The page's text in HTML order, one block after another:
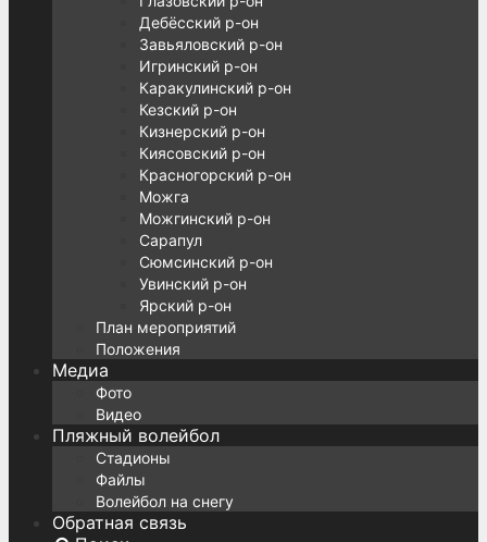
Дебёсский р-он
Завьяловский р-он
Игринский р-он
Каракулинский р-он
Кезский р-он
Кизнерский р-он
Киясовский р-он
Красногорский р-он
Можга
Можгинский р-он
Сарапул
Сюмсинский р-он
Увинский р-он
Ярский р-он
План мероприятий
Положения
Медиа
Фото
Видео
Пляжный волейбол
Стадионы
Файлы
Волейбол на снегу
Обратная связь